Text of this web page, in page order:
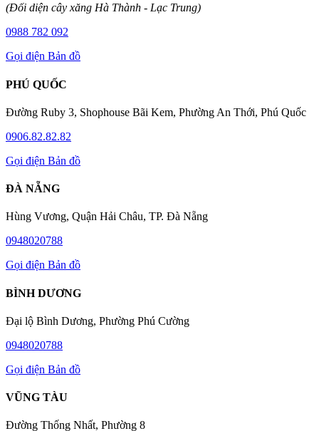
(Đối diện cây xăng Hà Thành - Lạc Trung)
0988 782 092
Gọi điện Bản đồ
PHÚ QUỐC
Đường Ruby 3, Shophouse Bãi Kem, Phường An Thới, Phú Quốc
0906.82.82.82
Gọi điện Bản đồ
ĐÀ NẴNG
Hùng Vương, Quận Hải Châu, TP. Đà Nẵng
0948020788
Gọi điện Bản đồ
BÌNH DƯƠNG
Đại lộ Bình Dương, Phường Phú Cường
0948020788
Gọi điện Bản đồ
VŨNG TÀU
Đường Thống Nhất, Phường 8